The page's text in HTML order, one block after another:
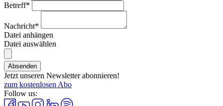
Betreff*
Nachricht*
Datei anhängen
Datei auswählen
Absenden
Jetzt unseren Newsletter abonnieren!
zum kostenlosen Abo
Follow us: